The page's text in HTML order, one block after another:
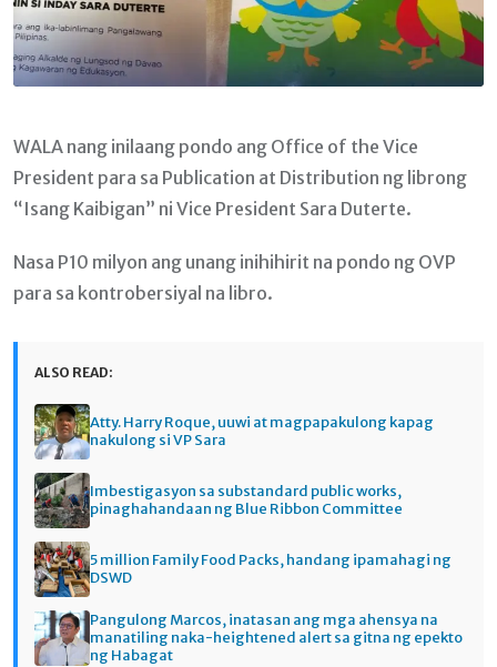
WALA nang inilaang pondo ang Office of the Vice
President para sa Publication at Distribution ng librong
“Isang Kaibigan” ni Vice President Sara Duterte.
Nasa P10 milyon ang unang inihihirit na pondo ng OVP
para sa kontrobersiyal na libro.
ALSO READ:
Atty. Harry Roque, uuwi at magpapakulong kapag
nakulong si VP Sara
Imbestigasyon sa substandard public works,
pinaghahandaan ng Blue Ribbon Committee
5 million Family Food Packs, handang ipamahagi ng
DSWD
Pangulong Marcos, inatasan ang mga ahensya na
manatiling naka-heightened alert sa gitna ng epekto
ng Habagat